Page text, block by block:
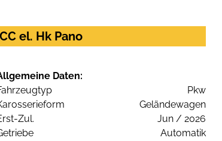
el. Hk Pano
Daten:
Pkw
Geländewagen
Zul.
Jun / 2026
Automatik